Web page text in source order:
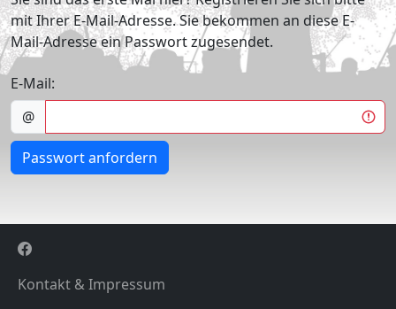
mit Ihrer E-Mail-Adresse. Sie bekommen an diese E-
Mail-Adresse ein Passwort zugesendet.
E-Mail:
@
Passwort anfordern
Kontakt & Impressum